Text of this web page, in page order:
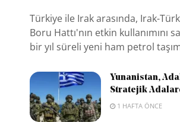
Türkiye ile Irak arasında, Irak-
Boru Hattı'nın etkin kullanımını
bir yıl süreli yeni ham petrol
Yunanistan,
Stratejik
1 HAFTA ÖNCE